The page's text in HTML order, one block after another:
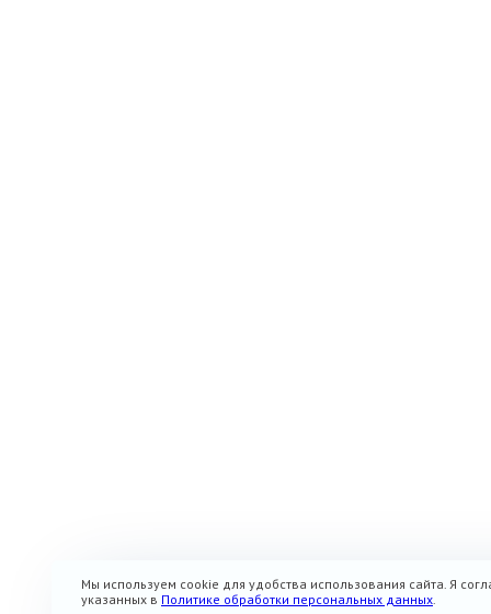
Мы используем cookie для удобства использования сайта. Я
указанных в Политике обработки персональных данных.